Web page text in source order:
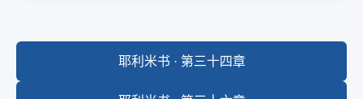
耶利米书 · 第三十四章